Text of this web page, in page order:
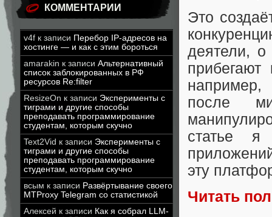
КОММЕНТАРИИ
v4f к записи Перебор IP-адресов на
хостинге — и как с этим бороться
amarakin к записи Альтернативный
список заблокированных в РФ
ресурсов Re:filter
ResizeOn к записи Эксперименты с
тиграми и другие способы
преподавать программирование
студентам, которым скучно
Text2Vid к записи Эксперименты с
тиграми и другие способы
преподавать программирование
студентам, которым скучно
всым к записи Развёртывание своего
MTProxy Telegram со статистикой
Алексей к записи Как я собрал LLM-
Это
деятели, о
прибегают
после
статье я
эту
Читать